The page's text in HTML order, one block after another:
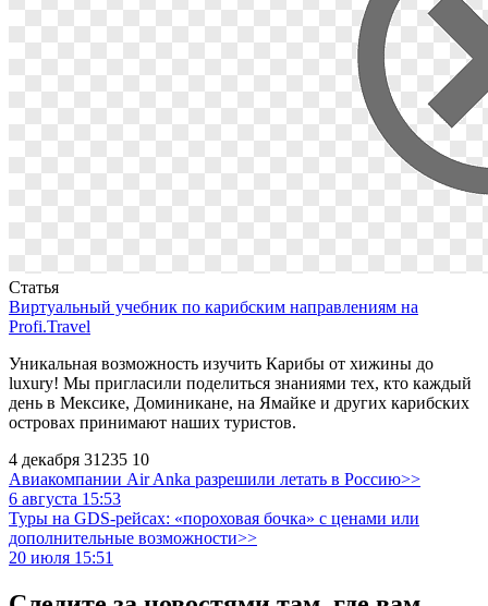
Статья
Виртуальный учебник по карибским направлениям на
Profi.Travel
Уникальная возможность изучить Карибы от хижины до
luxury! Мы пригласили поделиться знаниями тех, кто каждый
день в Мексике, Доминикане, на Ямайке и других карибских
островах принимают наших туристов.
4 декабря 31235 10
Авиакомпании Air Anka разрешили летать в Россию>>
6 августа 15:53
Туры на GDS-рейсах: «пороховая бочка» с ценами или
дополнительные возможности>>
20 июля 15:51